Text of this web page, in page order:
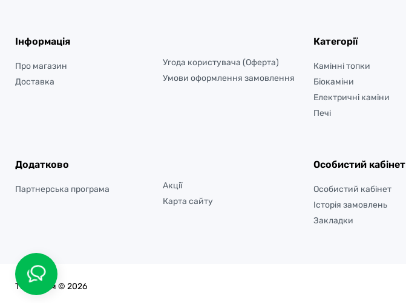
Інформація
Про магазин
Доставка
Угода користувача (Оферта)
Умови оформлення замовлення
Категорії
Камінні топки
Біокаміни
Електричні каміни
Печі
Додатково
Партнерська програма
Акції
Карта сайту
Особистий кабінет
Особистий кабінет
Історія замовлень
Закладки
Тепло-дім © 2026